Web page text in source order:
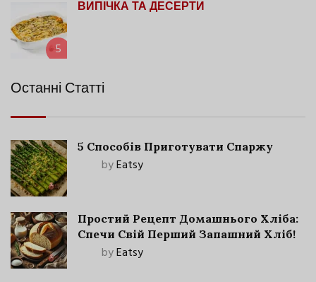
5
ВИПІЧКА ТА ДЕСЕРТИ
Останні Статті
5 Способів Приготувати Спаржу
byEatsy
Простий Рецепт Домашнього Хліба:
Спечи Свій Перший Запашний Хліб!
byEatsy